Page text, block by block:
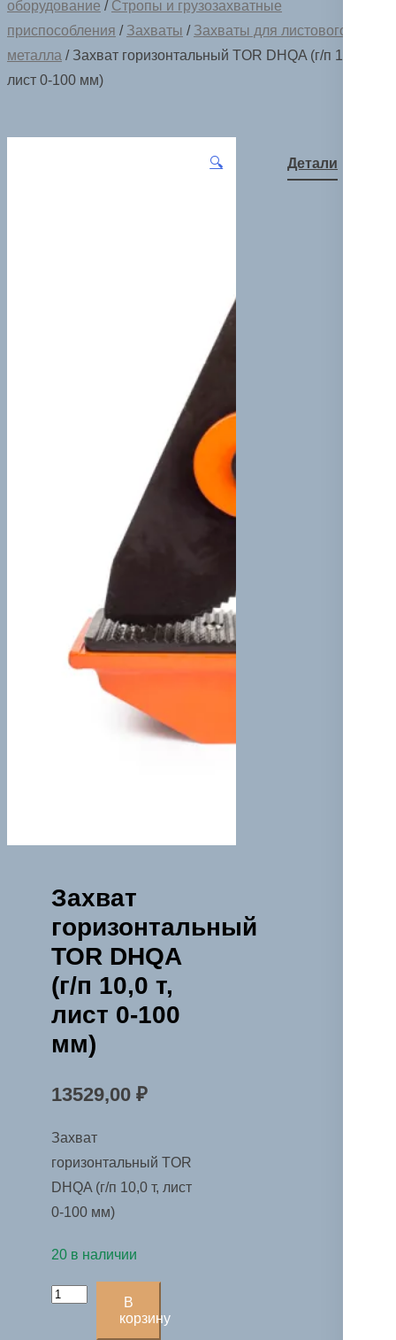
оборудование / Стропы и грузозахватные
приспособления / Захваты / Захваты для листового
металла / Захват горизонтальный TOR DHQA (г/п 10,0 т,
лист 0-100 мм)
🔍
Захват
горизонтальный
TOR DHQA
(г/п 10,0 т,
лист 0-100
мм)
13529,00 ₽
Захват
горизонтальный TOR
DHQA (г/п 10,0 т, лист
0-100 мм)
20 в наличии
Количество
В
корзину
Детали